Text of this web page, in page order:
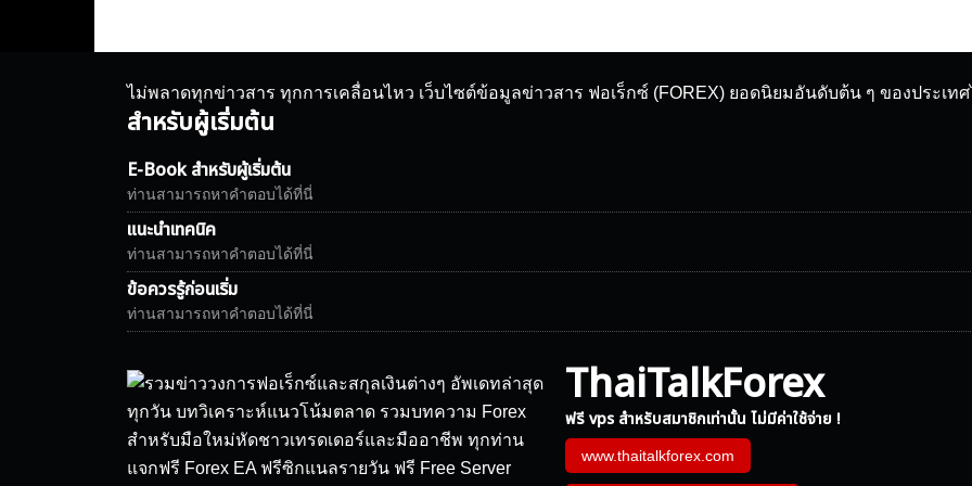
ไม่พลาดทุกข่าวสาร ทุกการเคลื่อนไหว เว็บไซต์ข้อมูลข่าวสาร ฟอเร็กซ์ (FOREX) ยอดนิยมอันดับต้น ๆ ของประเท
สำหรับผู้เริ่มต้น
E-Book สำหรับผู้เริ่มต้น
ท่านสามารถหาคำตอบได้ที่นี่
แนะนำเทคนิค
ท่านสามารถหาคำตอบได้ที่นี่
ข้อควรรู้ก่อนเริ่ม
ท่านสามารถหาคำตอบได้ที่นี่
ThaiTalkForex
ฟรี vps สำหรับสมาชิกเท่านั้น ไม่มีค่าใช้จ่าย !
www.thaitalkforex.com